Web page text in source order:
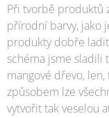
Při tvorbě produktů
přírodní barvy, jako
produkty dobře
schéma jsme sladili
mangové dřevo,
způsobem lze
vytvořit tak veselou